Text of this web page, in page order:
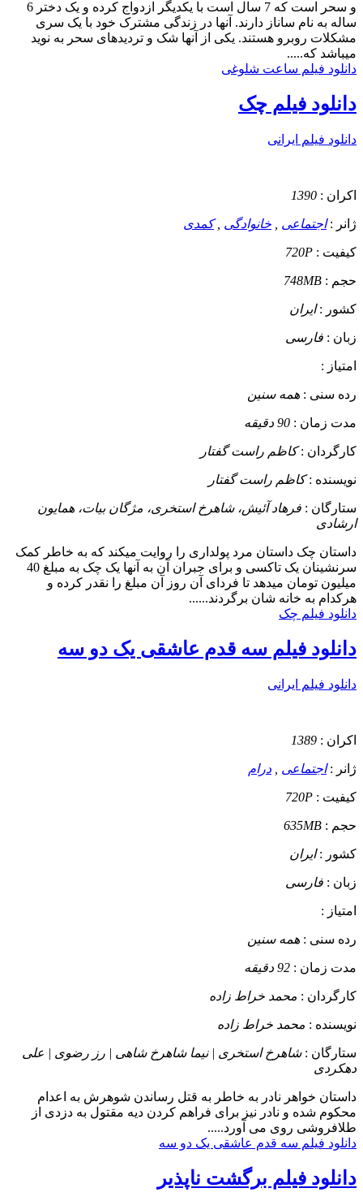
و سحر است که 7 سال است با یکدیگر ازدواج کرده و یک دختر 6
ساله به نام ساناز دارند. آنها در زندگی مشترک خود با یک سری
مشکلات روبرو هستند. یکی از آنها شک و تردیدهای سحر به نوید
میباشد که.....
دانلود فیلم ساعت شلوغی
دانلود فیلم چک
دانلود فیلم ایرانی
اکران : 1390
ژانر :اجتماعی خانوادگی ,کمدی
کیفیت : 720P
حجم : 748MB
کشور :ایران
زبان : فارسی
امتیاز :
رده سنی : همه سنین
مدت زمان : 90 دقیقه
کارگردان :کاظم راست گفتار
نویسنده :کاظم راست گفتار
ستارگان : فرهاد آئیش، شاهرخ استخری، مژگان بیات، همایون
ارشادی
داستان چک داستان مرد پولداری را روایت میکند که به خاطر کمک
سرنشینان یک تاکسی و برای جبران آن به آنها یک چک به مبلغ 40
میلیون تومان میدهد تا فردای آن روز آن مبلغ را نقدر کرده و
هرکدام به خانه شان برگردند......
دانلود فیلم چک
دانلود فیلم سه قدم عاشقی یک دو سه
دانلود فیلم ایرانی
اکران : 1389
ژانر :اجتماعی درام
کیفیت : 720P
حجم : 635MB
کشور :ایران
زبان : فارسی
امتیاز :
رده سنی : همه سنین
مدت زمان : 92 دقیقه
کارگردان : محمد خراط زاده
نویسنده : محمد خراط زاده
ستارگان :شاهرخ استخری | نیما شاهرخ شاهی | رز رضوی | علی
دهکردی
داستان خواهر نادر به خاطر به قتل رساندن شوهرش به اعدام
محکوم شده و نادر نیز برای فراهم کردن دیه مقتول به دزدی از
طلافروشی روی می آورد.....
دانلود فیلم سه قدم عاشقی یک دو سه
دانلود فیلم برگشت ناپذیر